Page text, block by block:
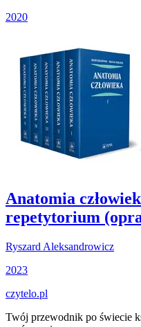
2020
Anatomia
repetytorium
Ryszard Aleksandrowicz
2023
czytelo.pl
Twój przewodnik po świecie